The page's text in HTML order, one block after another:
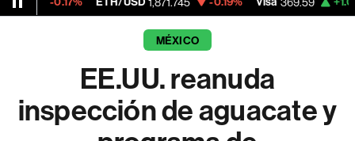
MÉXICO
EE.UU. reanuda
inspección de aguacate y